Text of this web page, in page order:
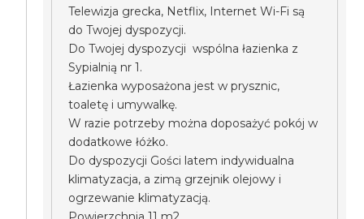
Telewizja grecka, Netflix, Internet Wi-Fi są
do Twojej dyspozycji.
Do Twojej dyspozycji wspólna łazienka z
Sypialnią nr 1.
Łazienka wyposażona jest w prysznic,
toaletę i umywalkę.
W razie potrzeby można doposażyć pokój w
dodatkowe łóżko.
Do dyspozycji Gości latem indywidualna
klimatyzacja, a zimą grzejnik olejowy i
ogrzewanie klimatyzacją.